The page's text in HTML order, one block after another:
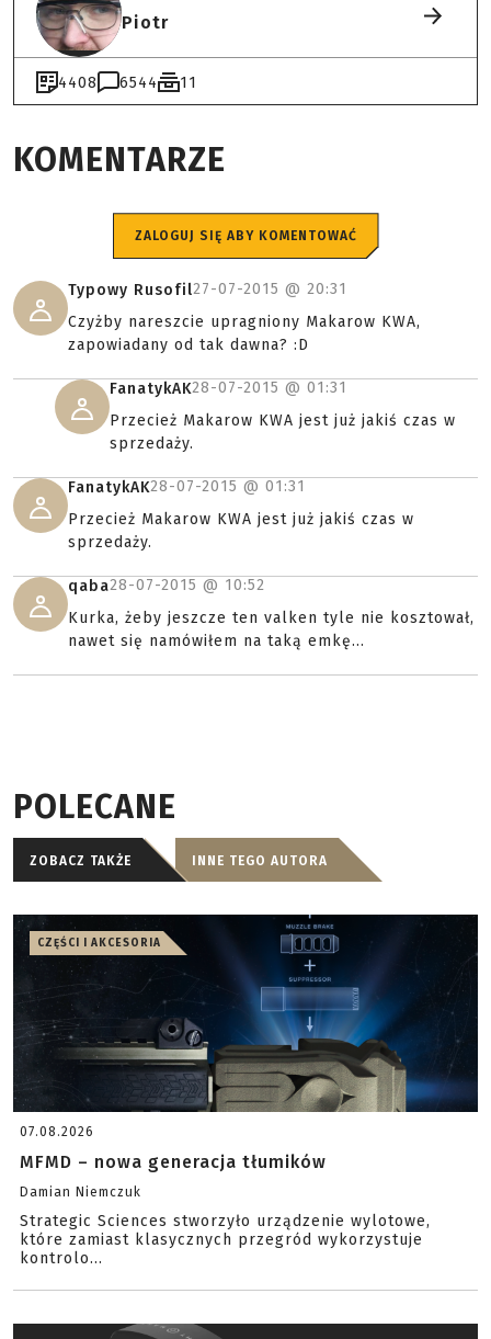
Piotr
4408 6544 11
KOMENTARZE
ZALOGUJ SIĘ ABY KOMENTOWAĆ
Typowy Rusofil27-07-2015 @ 20:31
Czyżby nareszcie upragniony Makarow KWA,
zapowiadany od tak dawna? :D
FanatykAK28-07-2015 @ 01:31
Przecież Makarow KWA jest już jakiś czas w
sprzedaży.
FanatykAK28-07-2015 @ 01:31
Przecież Makarow KWA jest już jakiś czas w
sprzedaży.
qaba28-07-2015 @ 10:52
Kurka, żeby jeszcze ten valken tyle nie kosztował,
nawet się namówiłem na taką emkę...
POLECANE
ZOBACZ TAKŻE INNE TEGO AUTORA
CZĘŚCI I AKCESORIA
07.08.2026
MFMD – nowa generacja tłumików
Damian Niemczuk
Strategic Sciences stworzyło urządzenie wylotowe,
które zamiast klasycznych przegród wykorzystuje
kontrolo...